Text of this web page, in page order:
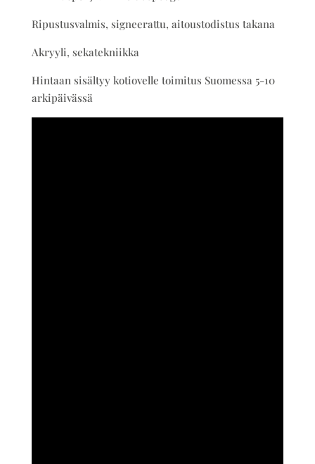
Ripustusvalmis, signeerattu, aitoustodistus takana
Akryyli, sekatekniikka
Hintaan sisältyy kotiovelle toimitus Suomessa 5-10
arkipäivässä